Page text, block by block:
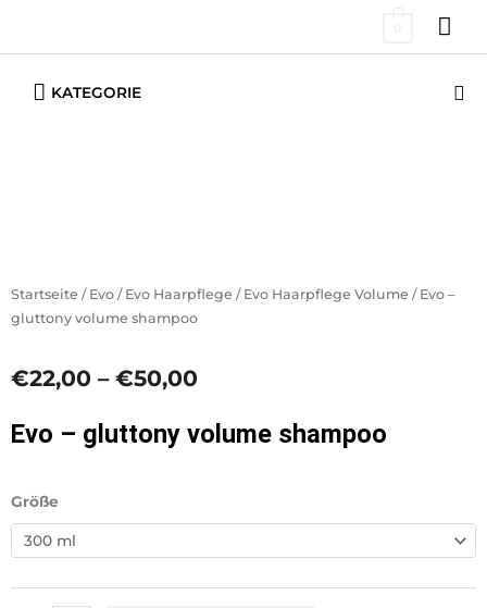
springen
KATEGORIE
Startseite / Evo / Evo Haarpflege / Evo Haarpflege Volume / Evo –
gluttony volume shampoo
€22,00 – €50,00
bis
€50,00
Evo – gluttony volume shampoo
Größe
Evo
-
gluttony
shampoo